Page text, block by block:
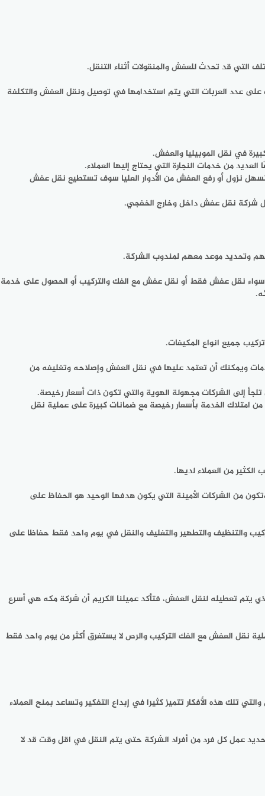
قد تحدث للعفش والمنقولات أثناء التنقل.
عدد العربات التي يتم استخدامها في توصيل ونقل العفش والتكلفة
في نقل الموبيليا والعفش.
من خدمات النجارة التي يحتاج إليها العملاء.
نزول أو رفع العفش من الأدوار العليا سوف تستطيع نقل عفش
شركة نقل عفش داخل وخارج الخفجي.
وتحديد موعد معهم لمندوب الشركة.
سواء نقل عفش فقط أو نقل عفش مع الفك والتركيب أو الحصول على خدمة
جميع انواع المكيفات.
ويمكنك أن تعتمد عليها في نقل العفش وإصلاحه وتغليفه من
إلى الشركات مجهولة الهوية والتي تكون ذات أسعار رخيصة.
الخدمة بأسعار رخيصة مع ضمانات كبيرة على عملية نقل
من العملاء لديها.
من الشركات الأمينة التي يكون هدفها الوحيد هو الحفاظ على
والتنظيف والتطهير والتغليف والنقل في يوم واحد فقط حفاظا على
يتم تعطيله لنقل العفش، فتأكد عميلنا الكريم أن شركة مكه هي أسرع
نقل العفش مع الفك التركيب والرص لا يستغرق أكثر من يوم واحد فقط
هذه الأفكار تتميز كثيرا في إبداع التفكير وتساعد بمنح العملاء
عمل كل فرد من أفراد الشركة حتى يتم النقل في اقل وقت قد لا